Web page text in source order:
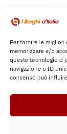
Per fornire le
memorizzare e/o
queste tecnologie ci
navigazione o ID
consenso può
Centro Supporto
Leggi Bochure